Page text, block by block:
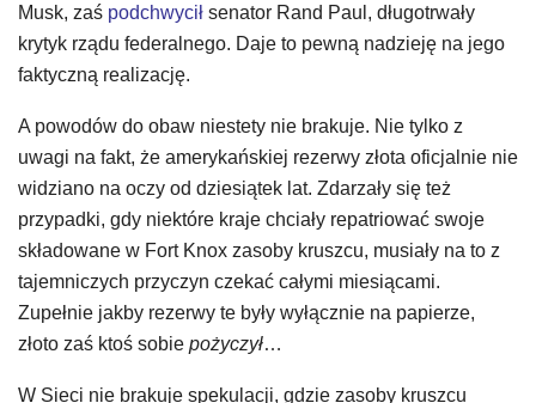
Musk, zaś podchwycił senator Rand Paul, długotrwały
krytyk rządu federalnego. Daje to pewną nadzieję na jego
faktyczną realizację.
A powodów do obaw niestety nie brakuje. Nie tylko z
uwagi na fakt, że amerykańskiej rezerwy złota oficjalnie nie
widziano na oczy od dziesiątek lat. Zdarzały się też
przypadki, gdy niektóre kraje chciały repatriować swoje
składowane w Fort Knox zasoby kruszcu, musiały na to z
tajemniczych przyczyn czekać całymi miesiącami.
Zupełnie jakby rezerwy te były wyłącznie na papierze,
złoto zaś ktoś sobie pożyczył…
W Sieci nie brakuje spekulacji, gdzie zasoby kruszcu